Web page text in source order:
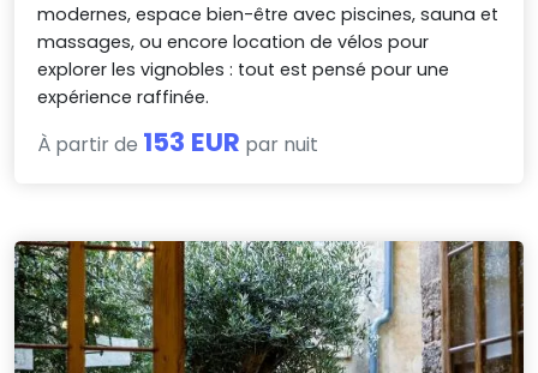
modernes, espace bien-être avec piscines, sauna et
massages, ou encore location de vélos pour
explorer les vignobles : tout est pensé pour une
expérience raffinée.
À partir de 153 EUR par nuit